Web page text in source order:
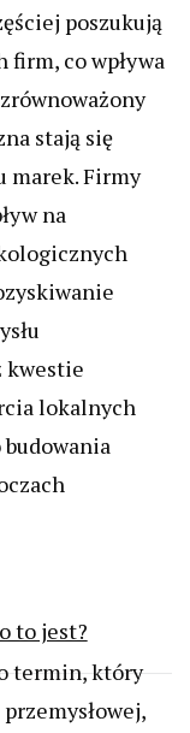
poszukują
co wpływa
stają się
marek. Firmy
na
kwestie
lokalnych
budowania
to jest?
termin, który